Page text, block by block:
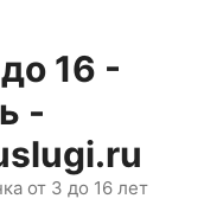
16 -
-
от 3 до 16 лет